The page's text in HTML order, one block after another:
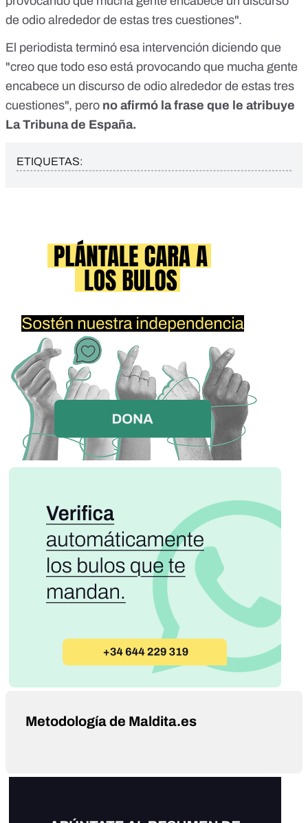
de odio alrededor de estas tres cuestiones".
El periodista terminó esa intervención diciendo que
"creo que todo eso está provocando que mucha gente
encabece un discurso de odio alrededor de estas tres
cuestiones", pero no afirmó la frase que le atribuye
La Tribuna de España.
ETIQUETAS:
Metodología de Maldita.es